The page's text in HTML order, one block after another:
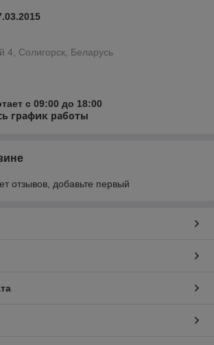
4, Солигорск, Беларусь
с 09:00 до 18:00
график работы
отзывов, добавьте первый